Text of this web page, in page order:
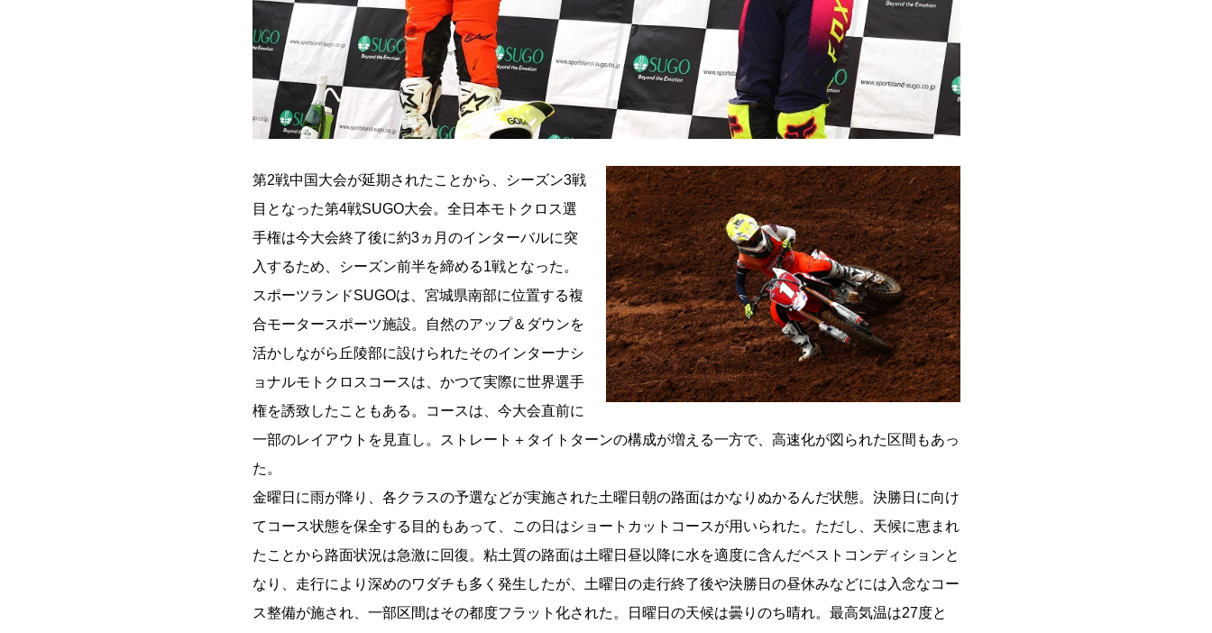
第2戦中国大会が延期されたことから、シーズン3戦
目となった第4戦SUGO大会。全日本モトクロス選
手権は今大会終了後に約3ヵ月のインターバルに突
入するため、シーズン前半を締める1戦となった。
スポーツランドSUGOは、宮城県南部に位置する複
合モータースポーツ施設。自然のアップ＆ダウンを
活かしながら丘陵部に設けられたそのインターナシ
ョナルモトクロスコースは、かつて実際に世界選手
権を誘致したこともある。コースは、今大会直前に
一部のレイアウトを見直し。ストレート＋タイトターンの構成が増える一方で、高速化が図られた区間もあっ
た。
金曜日に雨が降り、各クラスの予選などが実施された土曜日朝の路面はかなりぬかるんだ状態。決勝日に向け
てコース状態を保全する目的もあって、この日はショートカットコースが用いられた。ただし、天候に恵まれ
たことから路面状況は急激に回復。粘土質の路面は土曜日昼以降に水を適度に含んだベストコンディションと
なり、走行により深めのワダチも多く発生したが、土曜日の走行終了後や決勝日の昼休みなどには入念なコー
ス整備が施され、一部区間はその都度フラット化された。日曜日の天候は曇りのち晴れ。最高気温は27度と